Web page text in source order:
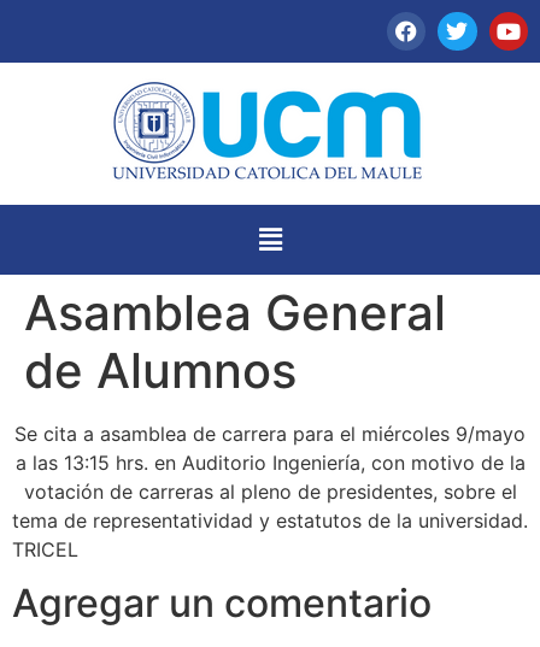
Asamblea General
de Alumnos
Se cita a asamblea de carrera para el miércoles 9/mayo
a las 13:15 hrs. en Auditorio Ingeniería, con motivo de la
votación de carreras al pleno de presidentes, sobre el
tema de representatividad y estatutos de la universidad.
TRICEL
Agregar un comentario